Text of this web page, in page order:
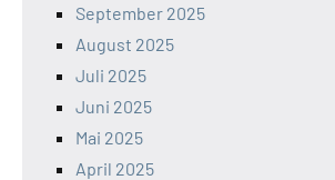
September 2025
August 2025
Juli 2025
Juni 2025
Mai 2025
April 2025